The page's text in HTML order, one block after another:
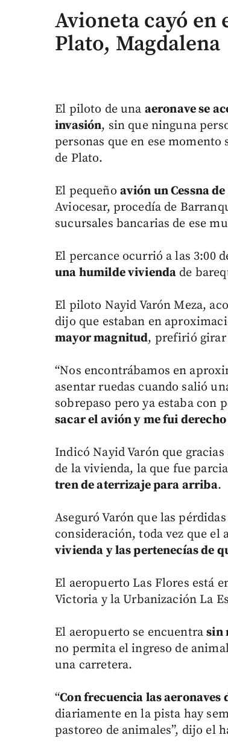
Avioneta cayó en
Plato, Magdalena
El piloto de una aeronave se
invasión, sin que ninguna
personas que en ese
de Plato.
El pequeño avión un Cessna
Aviocesar, procedía de
sucursales bancarias de ese
El percance ocurrió a las 3:00
una humilde vivienda de
El piloto Nayid Varón Meza,
dijo que estaban en
mayor magnitud, prefirió girar
“Nos encontrábamos en
asentar ruedas cuando salió
sobrepaso pero ya estaba con
sacar el avión y me fui
Indicó Nayid Varón que
de la vivienda, la que fue
tren de aterrizaje para arriba.
Aseguró Varón que las
consideración, toda vez que el
vivienda y las pertenecías de
El aeropuerto Las Flores está
Victoria y la Urbanización La
El aeropuerto se encuentrasin
no permita el ingreso de
una carretera.
“Con frecuencia las
diariamente en la pista hay
pastoreo de animales”, dijo el